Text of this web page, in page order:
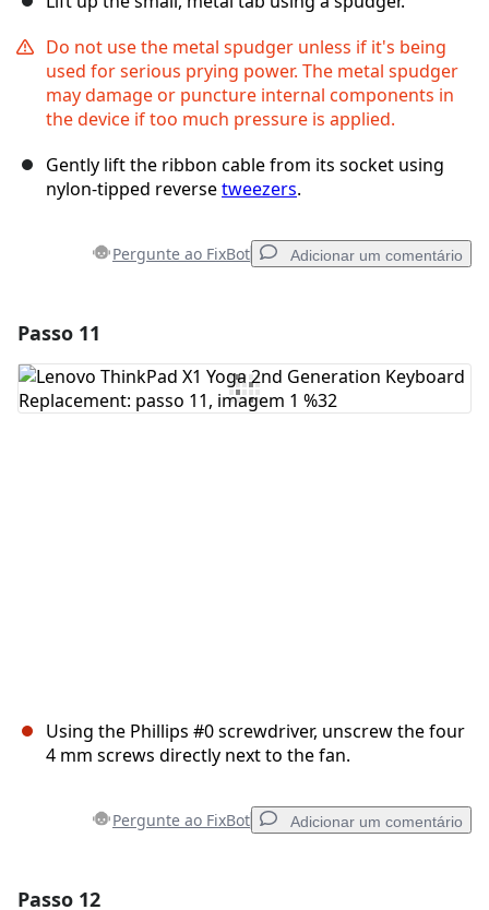
Do not use the metal spudger unless if it's being
used for serious prying power. The metal spudger
may damage or puncture internal components in
the device if too much pressure is applied.
Gently lift the ribbon cable from its socket using
nylon-tipped reversetweezers.
Pergunte ao FixBot Adicionar um comentário
Comentar
Passo 11
Using the Phillips #0 screwdriver, unscrew the four
4 mm screws directly next to the fan.
Pergunte ao FixBot Adicionar um comentário
Passo 12